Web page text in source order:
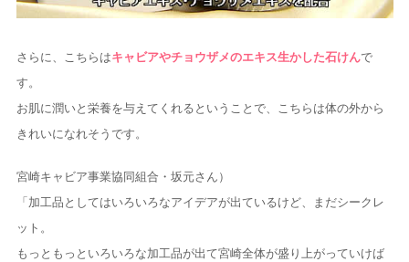
さらに、こちらはキャビアやチョウザメのエキス生かした石けんで
す。
お肌に潤いと栄養を与えてくれるということで、こちらは体の外から
きれいになれそうです。
宮崎キャビア事業協同組合・坂元さん）
「加工品としてはいろいろなアイデアが出ているけど、まだシークレ
ット。
もっともっといろいろな加工品が出て宮崎全体が盛り上がっていけば